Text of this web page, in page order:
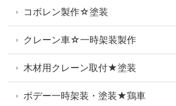
コボレン製作☆塗装
クレーン車☆一時架装製作
木材用クレーン取付★塗装
ボデー一時架装・塗装★鶏車